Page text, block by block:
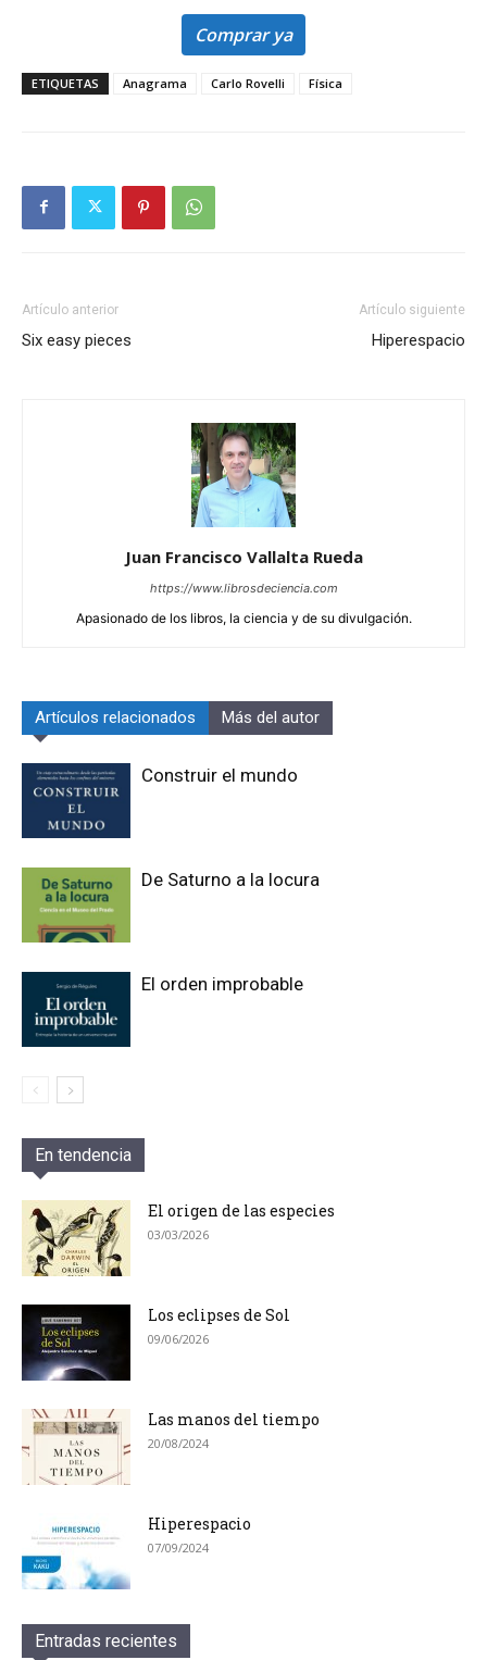
Comprar ya
ETIQUETAS Anagrama Carlo Rovelli Física
Artículo anterior
Six easy pieces
Artículo siguiente
Hiperespacio
Juan Francisco Vallalta Rueda
https://www.librosdeciencia.com
Apasionado de los libros, la ciencia y de su divulgación.
Artículos relacionados Más del autor
Construir el mundo
De Saturno a la locura
El orden improbable
En tendencia
El origen de las especies
03/03/2026
Los eclipses de Sol
09/06/2026
Las manos del tiempo
20/08/2024
Hiperespacio
07/09/2024
Entradas recientes